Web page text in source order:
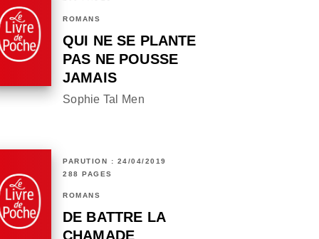
ROMANS
QUI NE SE PLANTE
PAS NE POUSSE
JAMAIS
Sophie Tal Men
PARUTION : 24/04/2019
288 PAGES
ROMANS
DE BATTRE LA
CHAMADE